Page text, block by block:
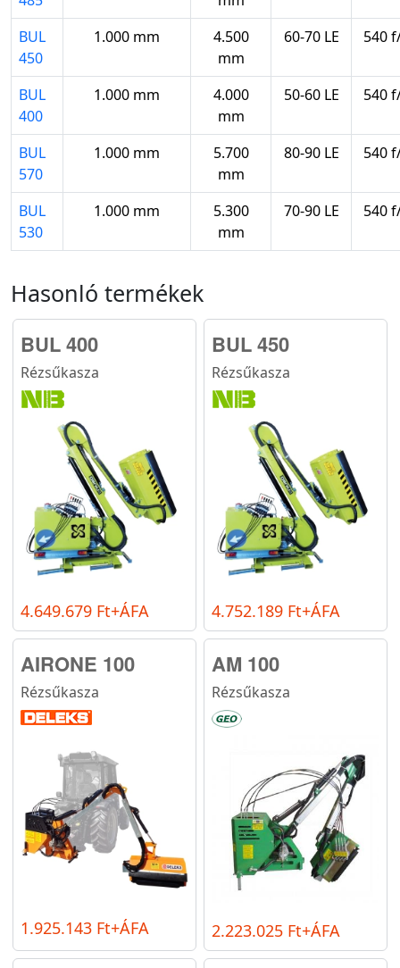
BUL
450
1.000 mm
4.500
mm
60-70 LE 540
BUL
400
1.000 mm
4.000
mm
50-60 LE 540
BUL
570
1.000 mm
5.700
mm
80-90 LE 540
BUL
530
1.000 mm
5.300
mm
70-90 LE 540
Hasonló termékek
BUL 400
Rézsűkasza
4.649.679 Ft+ÁFA
BUL 450
Rézsűkasza
4.752.189 Ft+ÁFA
AIRONE 100
Rézsűkasza
1.925.143 Ft+ÁFA
AM 100
Rézsűkasza
2.223.025 Ft+ÁFA